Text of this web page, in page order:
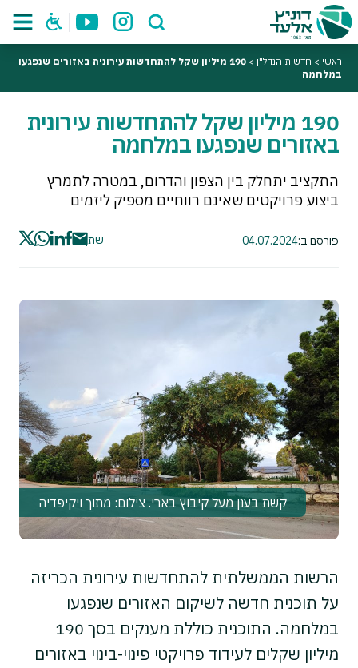
ראשי > חדשות הנדל"ן >
190 מיליון שקל להתחדשות עירונית באזורים שנפגעו
במלחמה
190 מיליון שקל להתחדשות עירונית
באזורים שנפגעו במלחמה
התקציב יתחלק בין הצפון והדרום, במטרה לתמרץ
ביצוע פרויקטים שאינם רווחיים מספיק ליזמים
פורסם ב:04.07.2024 שתף
קשת בענן מעל קיבוץ בארי. צילום: מתוך ויקיפדיה
הרשות הממשלתית להתחדשות עירונית הכריזה
על תוכנית חדשה לשיקום האזורים שנפגעו
במלחמה. התוכנית כוללת מענקים בסך 190
מיליון שקלים לעידוד פרויקטי פינוי-בינוי באזורים